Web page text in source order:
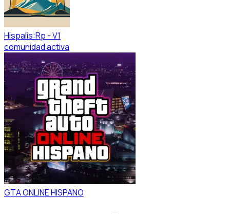
Hispalis:Rp - V1
comunidad activa
GTA ONLINE HISPANO